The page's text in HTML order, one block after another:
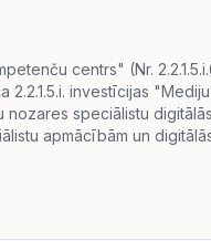
centrs" (Nr.
investīcijas
speciālistu
apmācībām un